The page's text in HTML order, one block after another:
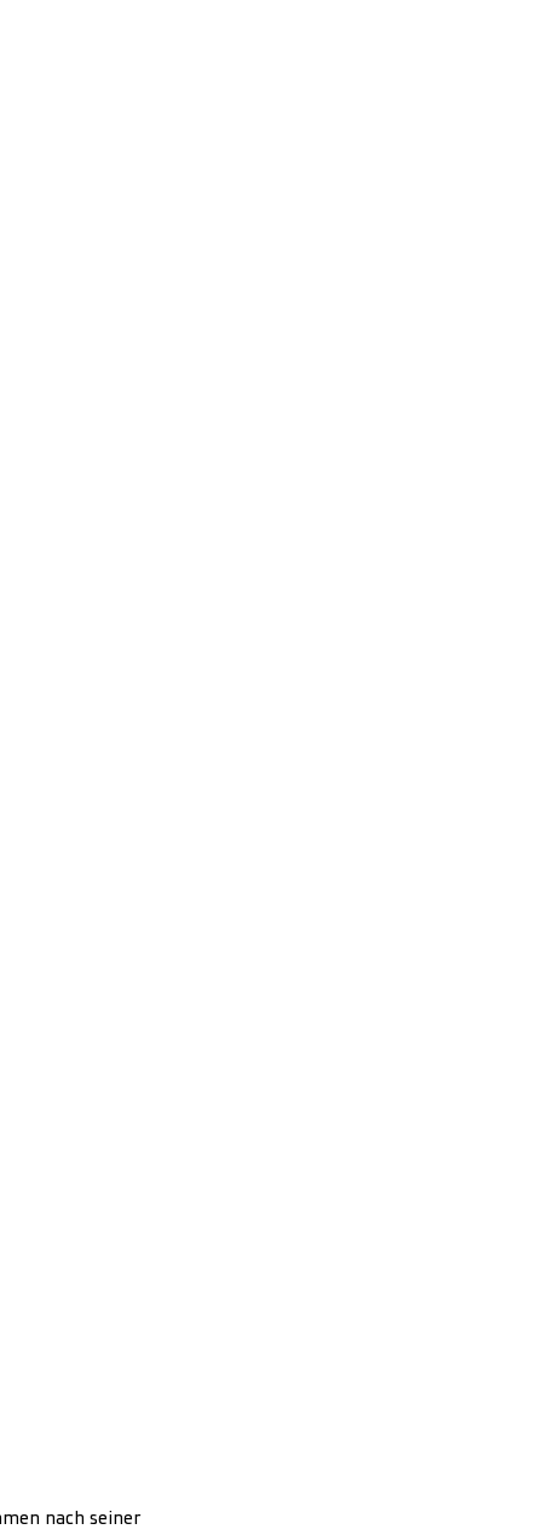
nach seiner